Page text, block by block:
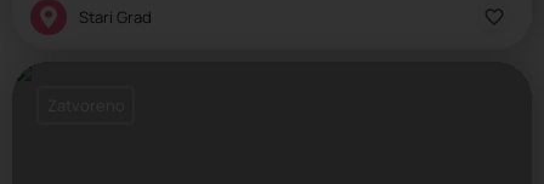
Stari Grad